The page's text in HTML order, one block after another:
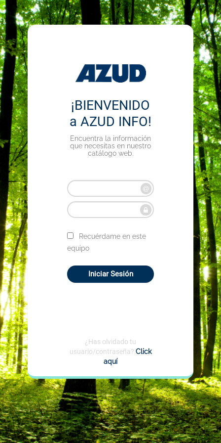
¡BIENVENIDO
a AZUD INFO!
Encuentra la información
que necesitas en nuestro
catálogo web.
Recuérdame en este
equipo
Iniciar Sesión
¿Has olvidado tu
usuario/contraseña? Click
aquí